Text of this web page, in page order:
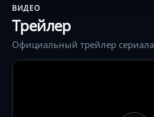
ВИДЕО
Трейлер
Официальный трейлер сериала